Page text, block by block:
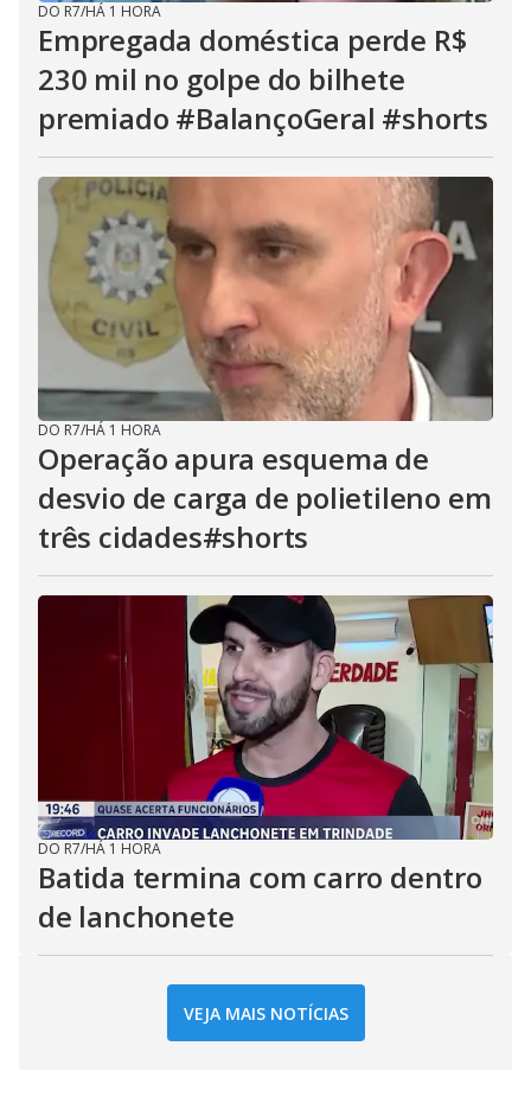
DO R7/HÁ 1 HORA
Empregada doméstica perde R$
230 mil no golpe do bilhete
premiado #BalançoGeral #shorts
DO R7/HÁ 1 HORA
Operação apura esquema de
desvio de carga de polietileno em
três cidades#shorts
DO R7/HÁ 1 HORA
Batida termina com carro dentro
de lanchonete
VEJA MAIS NOTÍCIAS